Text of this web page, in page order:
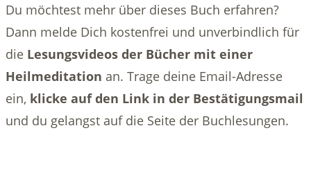
Du möchtest mehr über dieses Buch erfahren?
Dann melde Dich kostenfrei und unverbindlich für
die Lesungsvideos der Bücher mit einer
Heilmeditation an. Trage deine Email-Adresse
ein, klicke auf den Link in der Bestätigungsmail
und du gelangst auf die Seite der Buchlesungen.